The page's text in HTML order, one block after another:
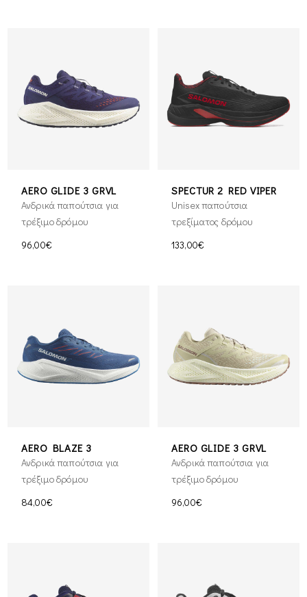
AERO GLIDE 3 GRVL
Ανδρικά παπούτσια για
τρέξιμο δρόμου
96,00€
SPECTUR 2 RED VIPER
Unisex παπούτσια
τρεξίματος δρόμου
133,00€
AERO BLAZE 3
Ανδρικά παπούτσια για
τρέξιμο δρόμου
84,00€
AERO GLIDE 3 GRVL
Ανδρικά παπούτσια για
τρέξιμο δρόμου
96,00€